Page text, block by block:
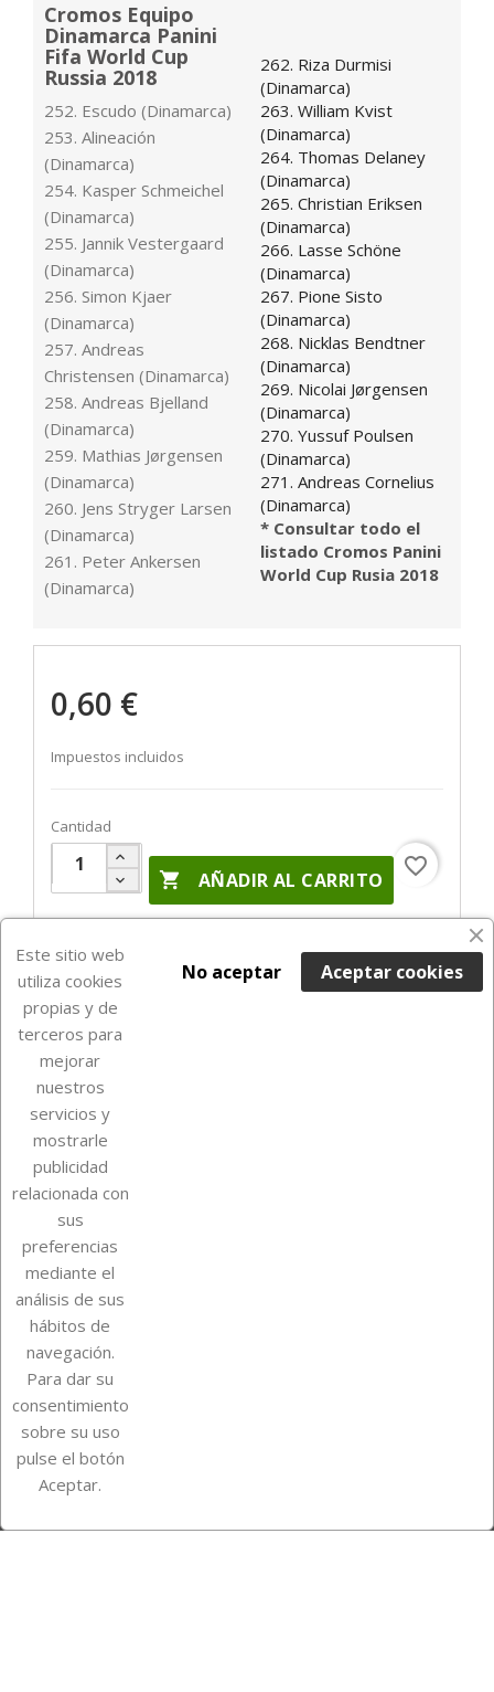
Cromos Equipo
Dinamarca Panini
Fifa World Cup
Russia 2018
252. Escudo (Dinamarca)
253. Alineación
(Dinamarca)
254. Kasper Schmeichel
(Dinamarca)
255. Jannik Vestergaard
(Dinamarca)
256. Simon Kjaer
(Dinamarca)
257. Andreas
Christensen (Dinamarca)
258. Andreas Bjelland
(Dinamarca)
259. Mathias Jørgensen
(Dinamarca)
260. Jens Stryger Larsen
(Dinamarca)
261. Peter Ankersen
(Dinamarca)
262. Riza Durmisi
(Dinamarca)
263. William Kvist
(Dinamarca)
264. Thomas Delaney
(Dinamarca)
265. Christian Eriksen
(Dinamarca)
266. Lasse Schöne
(Dinamarca)
267. Pione Sisto
(Dinamarca)
268. Nicklas Bendtner
(Dinamarca)
269. Nicolai Jørgensen
(Dinamarca)
270. Yussuf Poulsen
(Dinamarca)
271. Andreas Cornelius
(Dinamarca)
* Consultar todo el
listado Cromos Panini
World Cup Rusia 2018
0,60 €
Impuestos incluidos
Cantidad
 AÑADIR AL CARRITO
favorite_border

Su cuenta
Información de la tienda
InstagramTikTok
Este sitio web
utiliza cookies
propias y de
terceros para
mejorar
nuestros
servicios y
mostrarle
publicidad
relacionada con
sus
preferencias
mediante el
análisis de sus
hábitos de
navegación.
Para dar su
consentimiento
sobre su uso
pulse el botón
Aceptar.
Aceptar cookies
No aceptar